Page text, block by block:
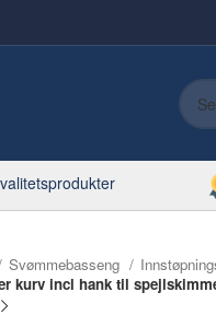
Svømmebasseng
kurv incl hank til